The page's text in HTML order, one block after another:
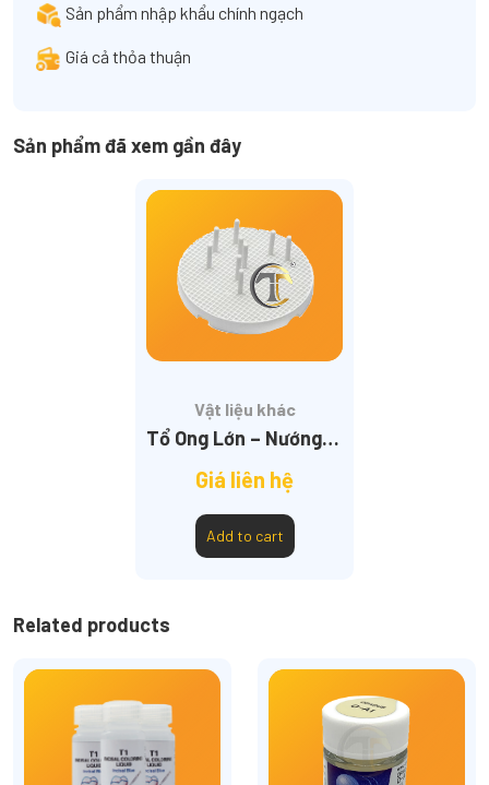
Sản phẩm nhập khẩu chính ngạch
Giá cả thỏa thuận
Sản phẩm đã xem gần đây
Vật liệu khác
Tổ Ong Lớn – Nướng Sứ Không Kim Loại
Giá liên hệ
Add to cart
Related products